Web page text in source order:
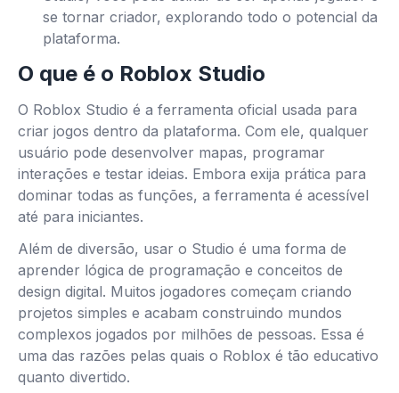
se tornar criador, explorando todo o potencial da
plataforma.
O que é o Roblox Studio
O Roblox Studio é a ferramenta oficial usada para
criar jogos dentro da plataforma. Com ele, qualquer
usuário pode desenvolver mapas, programar
interações e testar ideias. Embora exija prática para
dominar todas as funções, a ferramenta é acessível
até para iniciantes.
Além de diversão, usar o Studio é uma forma de
aprender lógica de programação e conceitos de
design digital. Muitos jogadores começam criando
projetos simples e acabam construindo mundos
complexos jogados por milhões de pessoas. Essa é
uma das razões pelas quais o Roblox é tão educativo
quanto divertido.